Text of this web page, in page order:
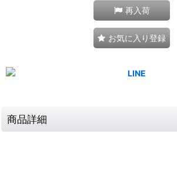
再入荷
お気に入り登録
商品詳細